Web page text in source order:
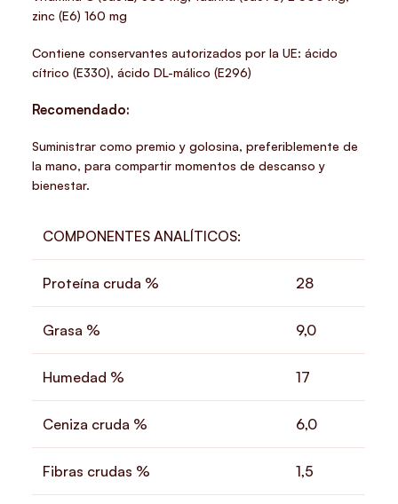
zinc (E6) 160 mg
Contiene conservantes autorizados por la UE: ácido
cítrico (E330), ácido DL-málico (E296)
Recomendado:
Suministrar como premio y golosina, preferiblemente de
la mano, para compartir momentos de descanso y
bienestar.
COMPONENTES ANALÍTICOS:
Proteína cruda % 28
Grasa % 9,0
Humedad % 17
Ceniza cruda % 6,0
Fibras crudas % 1,5